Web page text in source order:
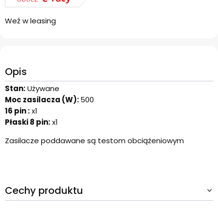
Weź w leasing
Opis
Stan:Używane
Moc zasilacza (W):500
16 pin :x1
Płaski 8 pin:x1
Zasilacze poddawane są testom obciążeniowym
Cechy produktu